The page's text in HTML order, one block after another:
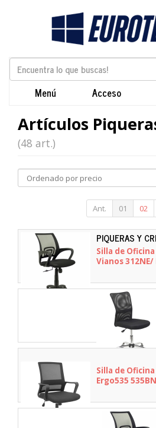
Menú Acceso
Artículos
(48 art.)
Ant. 01 02
PIQUERAS Y
Silla de
Vianos 312NE/
Silla de
Ergo535